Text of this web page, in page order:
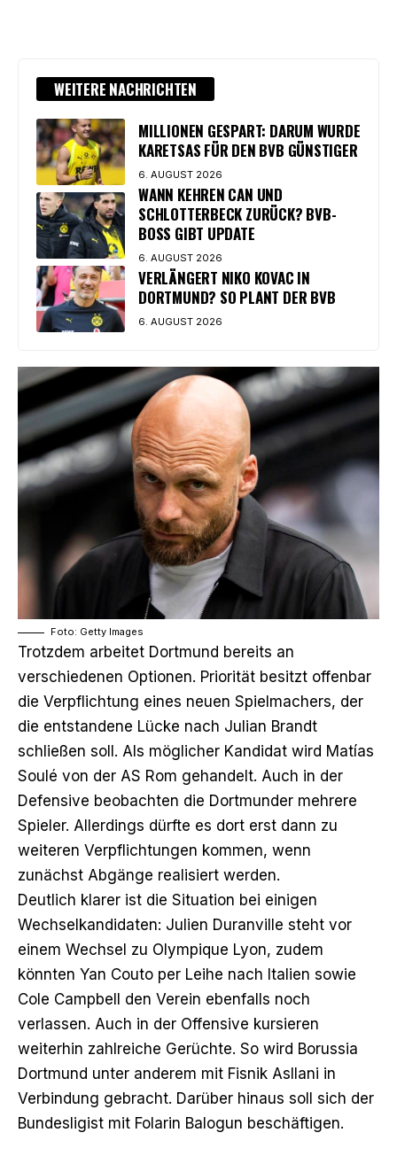
WEITERE NACHRICHTEN
MILLIONEN GESPART: DARUM WURDE
KARETSAS FÜR DEN BVB GÜNSTIGER
6. AUGUST 2026
WANN KEHREN CAN UND
SCHLOTTERBECK ZURÜCK? BVB-
BOSS GIBT UPDATE
6. AUGUST 2026
VERLÄNGERT NIKO KOVAC IN
DORTMUND? SO PLANT DER BVB
6. AUGUST 2026
Foto: Getty Images
Trotzdem arbeitet Dortmund bereits an
verschiedenen Optionen. Priorität besitzt offenbar
die Verpflichtung eines neuen Spielmachers, der
die entstandene Lücke nach Julian Brandt
schließen soll. Als möglicher Kandidat wird Matías
Soulé von der AS Rom gehandelt. Auch in der
Defensive beobachten die Dortmunder mehrere
Spieler. Allerdings dürfte es dort erst dann zu
weiteren Verpflichtungen kommen, wenn
zunächst Abgänge realisiert werden.
Deutlich klarer ist die Situation bei einigen
Wechselkandidaten: Julien Duranville steht vor
einem Wechsel zu Olympique Lyon, zudem
könnten Yan Couto per Leihe nach Italien sowie
Cole Campbell den Verein ebenfalls noch
verlassen. Auch in der Offensive kursieren
weiterhin zahlreiche Gerüchte. So wird Borussia
Dortmund unter anderem mit Fisnik Asllani in
Verbindung gebracht. Darüber hinaus soll sich der
Bundesligist mit Folarin Balogun beschäftigen.